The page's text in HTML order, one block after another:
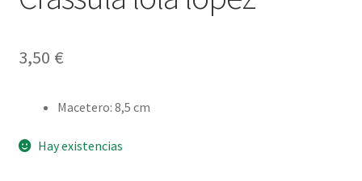
3,50 €
Macetero: 8,5 cm
Hay existencias